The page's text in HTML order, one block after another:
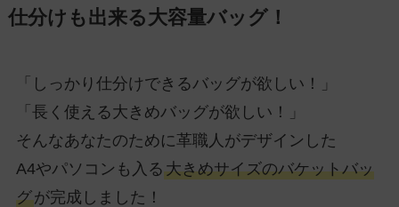
仕分けも出来る大容量バッグ！
「しっかり仕分けできるバッグが欲しい！」
「長く使える大きめバッグが欲しい！」
そんなあなたのために革職人がデザインした
A4やパソコンも入る大きめサイズのバケットバッ
グが完成しました！